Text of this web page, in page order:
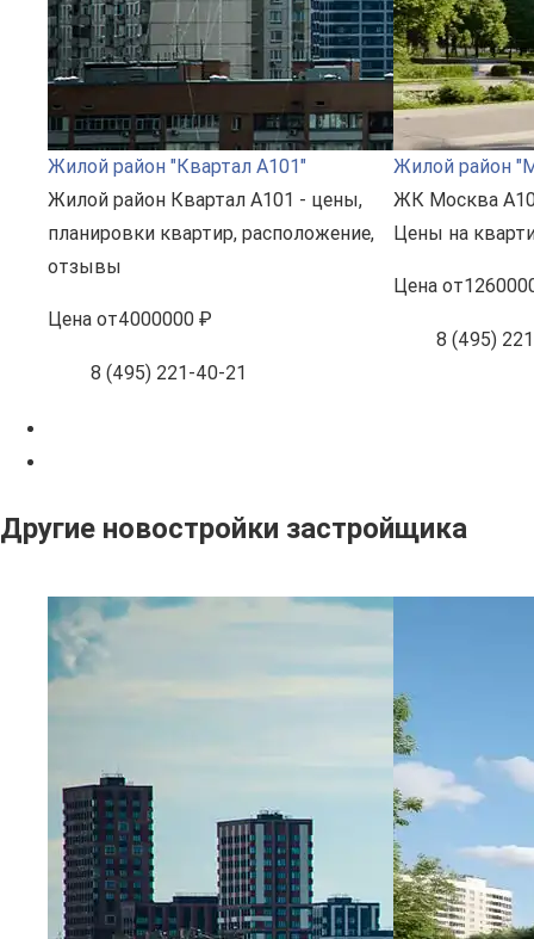
Жилой район "Квартал А101"
Жилой район Квартал А101 - цены,
планировки квартир, расположение,
отзывы
Цена от4000000 ₽
8 (495) 221-40-21
Жилой район
ЖК Москва
Цены на
Цена от
8 (495)
Другие новостройки застройщика